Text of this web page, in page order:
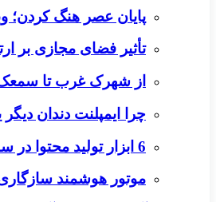
پایان عصر هنگ کردن؛
تأثیر فضای مجازی بر
از شهرک غرب تا سمعک
چرا ایمپلنت دندان
6 ابزار تولید محتوا در سنجور که هر نویسنده به آن‌ها نیاز دارد
موتور هوشمند